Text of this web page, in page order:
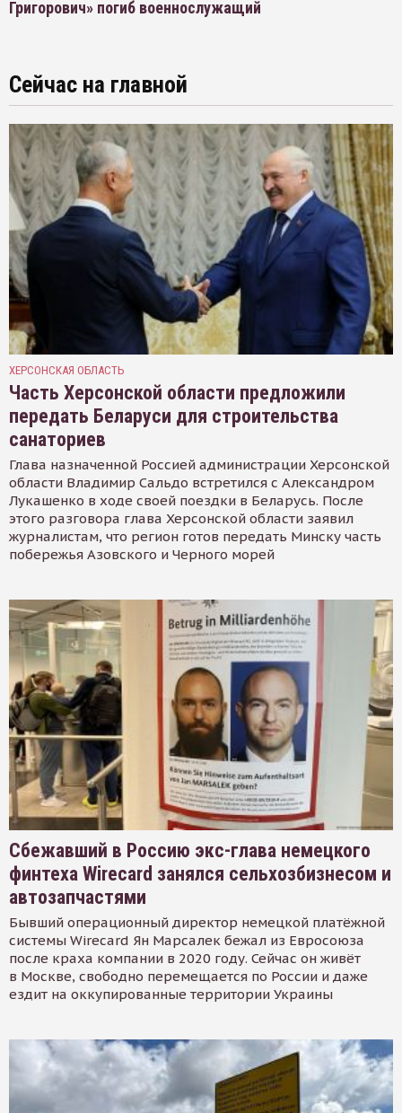
Григорович» погиб военнослужащий
Сейчас на главной
ХЕРСОНСКАЯ ОБЛАСТЬ
Часть Херсонской области предложили
передать Беларуси для строительства
санаториев
Глава назначенной Россией администрации Херсонской
области Владимир Сальдо встретился с Александром
Лукашенко в ходе своей поездки в Беларусь. После
этого разговора глава Херсонской области заявил
журналистам, что регион готов передать Минску часть
побережья Азовского и Черного морей
Сбежавший в Россию экс-глава немецкого
финтеха Wirecard занялся сельхозбизнесом и
автозапчастями
Бывший операционный директор немецкой платёжной
системы Wirecard Ян Марсалек бежал из Евросоюза
после краха компании в 2020 году. Сейчас он живёт
в Москве, свободно перемещается по России и даже
ездит на оккупированные территории Украины